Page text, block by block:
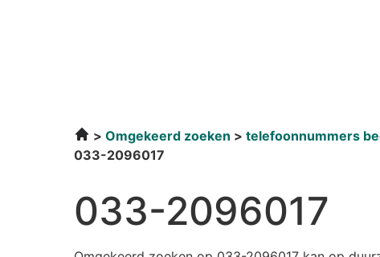
Omgekeerd zoeken
telefoonnummers
033-2096017
033-2096017